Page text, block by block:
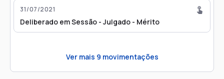
31/07/2021
Deliberado em Sessão - Julgado - Mérito
Ver mais 9 movimentações